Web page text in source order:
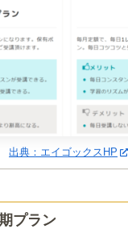
出典：エイゴックスHP
プラン